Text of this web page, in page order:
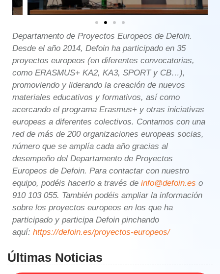
Departamento de Proyectos Europeos de Defoin.
Desde el año 2014, Defoin ha participado en 35
proyectos europeos (en diferentes convocatorias,
como ERASMUS+ KA2, KA3, SPORT y CB…),
promoviendo y liderando la creación de nuevos
materiales educativos y formativos, así como
acercando el programa Erasmus+ y otras iniciativas
europeas a diferentes colectivos. Contamos con una
red de más de 200 organizaciones europeas socias,
número que se amplía cada año gracias al
desempeño del Departamento de Proyectos
Europeos de Defoin. Para contactar con nuestro
equipo, podéis hacerlo a través de info@defoin.es o
910 103 055. También podéis ampliar la información
sobre los proyectos europeos en los que ha
participado y participa Defoin pinchando
aquí: https://defoin.es/proyectos-europeos/
Últimas Noticias